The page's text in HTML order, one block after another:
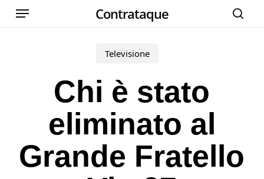
Skip
Contrataque
Menu
Televisione
Chi è stato
eliminato al
Grande Fratello